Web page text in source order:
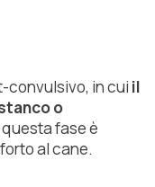
convulsivo, in cui il
o
fase è
al cane.